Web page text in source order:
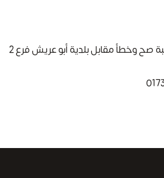
صح وخطأ مقابل بلدية أبو عريش فرع 2